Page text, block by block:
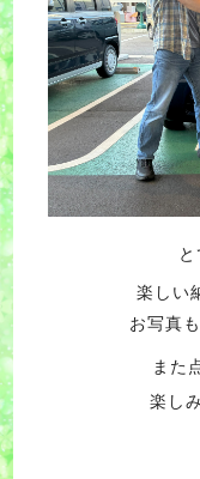
楽しい
お写真
また
楽し